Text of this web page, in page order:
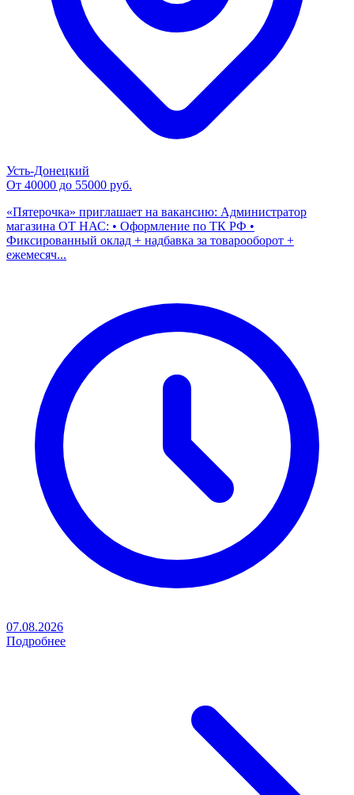
Усть-Донецкий
От 40000 до 55000 руб.
«Пятерочка» приглашает на вакансию: Администратор
магазина ОТ НАС: • Оформление по ТК РФ •
Фиксированный оклад + надбавка за товарооборот +
ежемесяч...
07.08.2026
Подробнее